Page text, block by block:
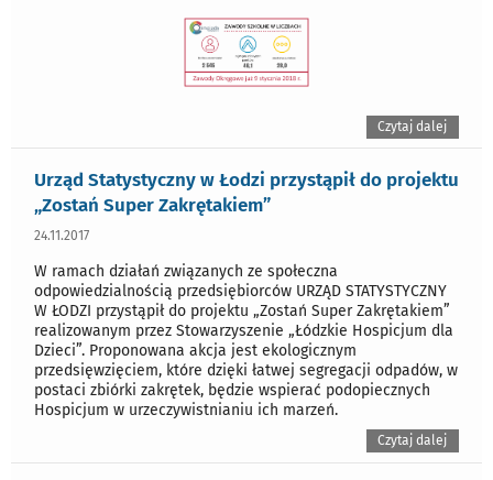
Czytaj dalej
Urząd Statystyczny w Łodzi przystąpił do projektu
„Zostań Super Zakrętakiem”
24.11.2017
W ramach działań związanych ze społeczna
odpowiedzialnością przedsiębiorców URZĄD STATYSTYCZNY
W ŁODZI przystąpił do projektu „Zostań Super Zakrętakiem”
realizowanym przez Stowarzyszenie „Łódzkie Hospicjum dla
Dzieci”. Proponowana akcja jest ekologicznym
przedsięwzięciem, które dzięki łatwej segregacji odpadów, w
postaci zbiórki zakrętek, będzie wspierać podopiecznych
Hospicjum w urzeczywistnianiu ich marzeń.
Czytaj dalej